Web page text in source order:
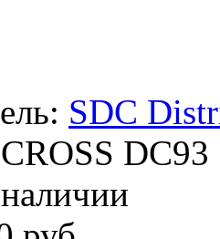
SDC
DC93